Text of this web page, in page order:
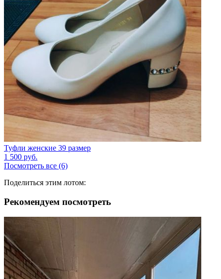
Туфли женские 39 размер
1 500 руб.
Посмотреть все (6)
Поделиться этим лотом:
Рекомендуем посмотреть